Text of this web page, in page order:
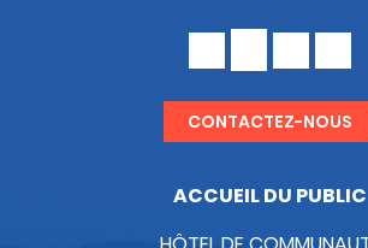
CONTACTEZ-NOUS
ACCUEIL DU PUBLIC